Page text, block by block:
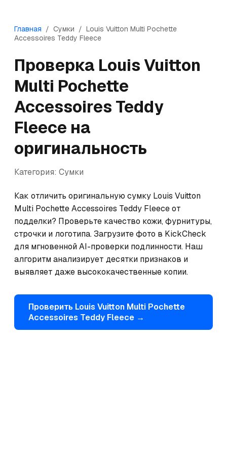
Главная / Сумки / Louis Vuitton Multi Pochette
Accessoires Teddy Fleece
Проверка Louis Vuitton
Multi Pochette
Accessoires Teddy
Fleece на
оригинальность
Категория: Сумки
Как отличить оригинальную сумку Louis Vuitton
Multi Pochette Accessoires Teddy Fleece от
подделки? Проверьте качество кожи, фурнитуры,
строчки и логотипа. Загрузите фото в KickCheck
для мгновенной AI-проверки подлинности. Наш
алгоритм анализирует десятки признаков и
выявляет даже высококачественные копии.
Проверить Louis Vuitton Multi Pochette
Accessoires Teddy Fleece →